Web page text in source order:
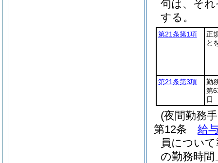
句は、そ
する。
第21条第1項
正
と
第21条第3項
勤
第
日
(夜間勤務
第12条
給
員につい
の勤務時